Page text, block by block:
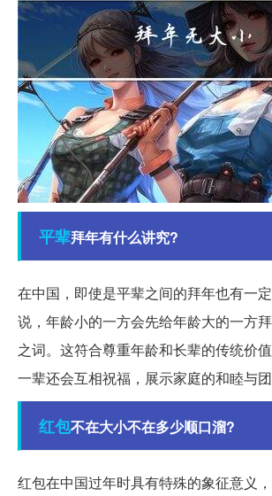
平辈拜年有什么讲究?
在中国，即使是平辈之间的拜年也有一
说，年龄小的一方会先给年龄大的一方
之词。这符合尊重年龄和长辈的传统价
一辈还会互相祝福，展示家庭的和睦与团
红包不在大小不在多少顺口溜?
红包在中国过年时具有特殊的象征意义